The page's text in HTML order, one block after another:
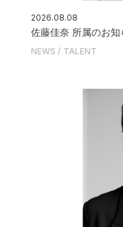
2026.08.08
佐藤佳奈 所属のお知
NEWS TALENT